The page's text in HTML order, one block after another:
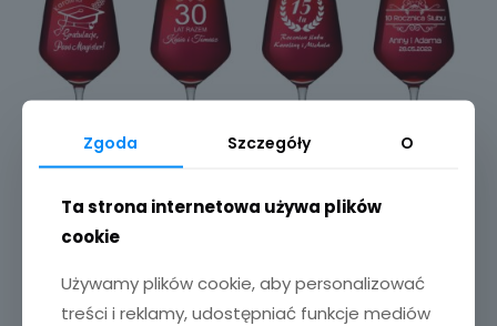
W40 W41 W42
Zgoda Szczegóły O
Ta strona internetowa używa plików
cookie
Używamy plików cookie, aby personalizować
treści i reklamy, udostępniać funkcje mediów